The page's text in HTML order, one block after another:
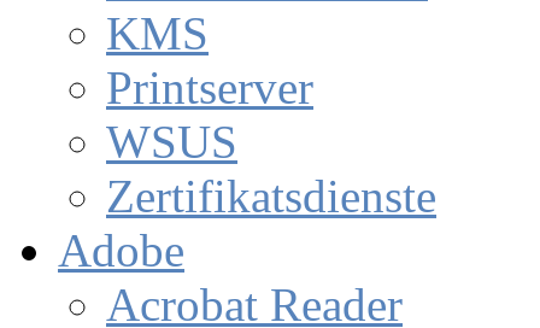
KMS
Printserver
WSUS
Zertifikatsdienste
Adobe
Acrobat Reader